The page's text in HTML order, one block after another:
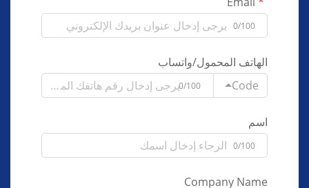
0/100
الهاتف المحمول/واتساب
Code
0/100
اسم
0/100
Company Name